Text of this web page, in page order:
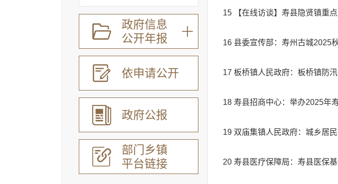
政府信息
公开年报
依申请公开
政府公报
部门乡镇
平台链接
15 【在线访谈】寿县隐贤镇重
16 县委宣传部：寿州古城2025
17 板桥镇人民政府：板桥镇防
18 寿县招商中心：举办2025年
19 双庙集镇人民政府：城乡居
20 寿县医疗保障局：寿县医保